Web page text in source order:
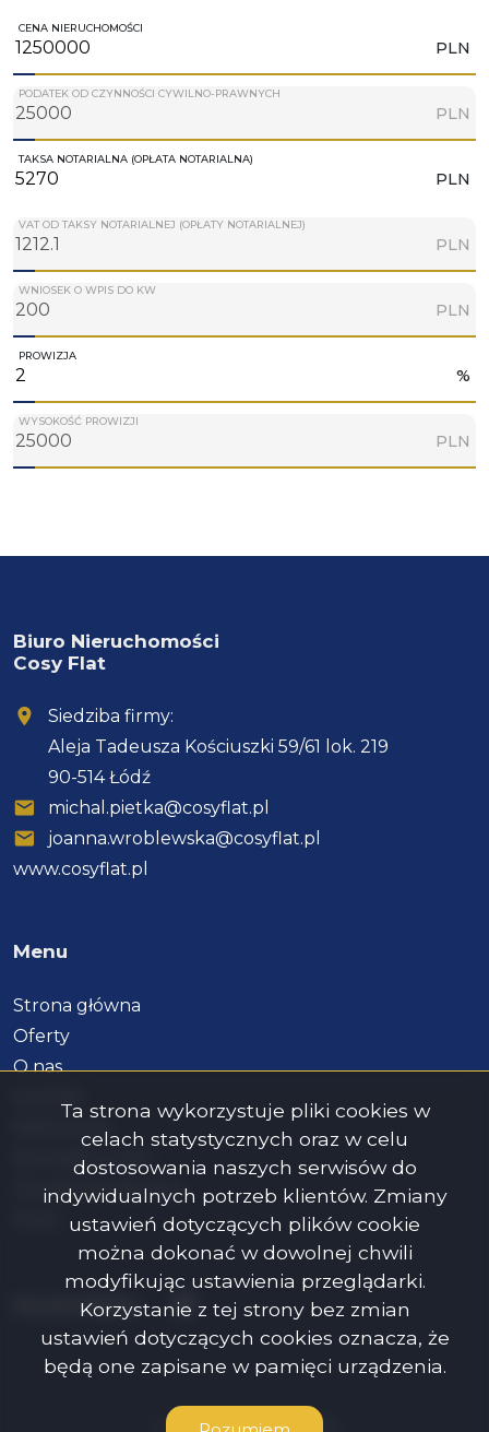
CENA NIERUCHOMOŚCI
PLN
PODATEK OD CZYNNOŚCI CYWILNO-PRAWNYCH
PLN
TAKSA NOTARIALNA (OPŁATA NOTARIALNA)
PLN
VAT OD TAKSY NOTARIALNEJ (OPŁATY NOTARIALNEJ)
PLN
WNIOSEK O WPIS DO KW
PLN
PROWIZJA
%
WYSOKOŚĆ PROWIZJI
PLN
Biuro Nieruchomości
Cosy Flat
Siedziba firmy:
Aleja Tadeusza Kościuszki 59/61 lok. 219
90-514 Łódź
michal.pietka@cosyflat.pl
joanna.wroblewska@cosyflat.pl
www.cosyflat.pl
Menu
Strona główna
Oferty
O nas
Referencje
Sprzedaj z nami
Doradca kredytowy
Social Media Facebook
Cosy Flat Sp. z o.o. © 2026
Ta strona wykorzystuje pliki cookies w
celach statystycznych oraz w celu
dostosowania naszych serwisów do
indywidualnych potrzeb klientów. Zmiany
ustawień dotyczących plików cookie
można dokonać w dowolnej chwili
modyfikując ustawienia przeglądarki.
Korzystanie z tej strony bez zmian
ustawień dotyczących cookies oznacza, że
będą one zapisane w pamięci urządzenia.